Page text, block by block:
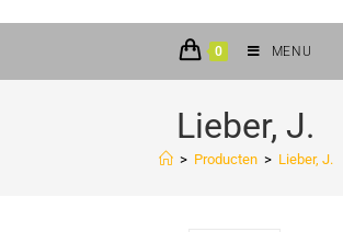
0 MENU
Lieber, J.
> Producten > Lieber, J.